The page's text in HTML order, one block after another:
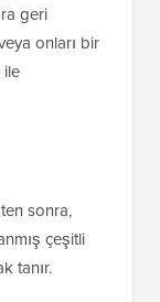
geri
onları bir
sonra,
çeşitli
tanır.